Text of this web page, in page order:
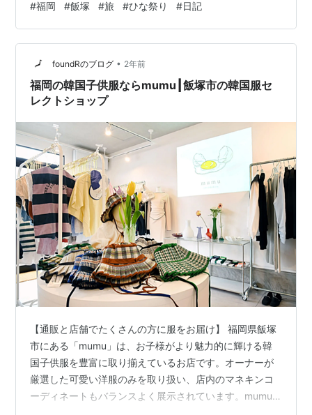
には、焼き鳥やお寿司、揚げ物、煮物などとお惣菜がた
くさんあります。誘惑が多すぎて、ついつい買い過ぎる
から覚悟して。 お惣菜以外にもお魚、お肉、パンやお野
菜、お豆腐や乾物など品ぞろえは豊富。 私は、エビサラ
ダ巻き寿司とコロッケ食べたよ。エビがたくさん入って
て美味しかったです。 いちご飴や…
#福岡 #飯塚 #旅 #ひな祭り #日記
foundRのブログ • 2年前
福岡の韓国子供服ならmumu┃飯塚市の韓国服セ
レクトショップ
【通販と店舗でたくさんの方に服をお届け】 福岡県飯塚
市にある「mumu」は、お子様がより魅力的に輝ける韓
国子供服を豊富に取り揃えているお店です。オーナーが
厳選した可愛い洋服のみを取り扱い、店内のマネキンコ
ーディネートもバランスよく展示されています。mumu